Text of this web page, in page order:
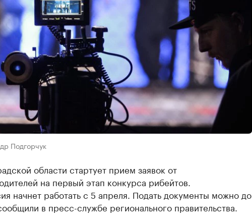
Подгорчук
области стартует прием заявок от
на первый этап конкурса рибейтов.
начнет работать с 5 апреля. Подать документы можно до
в пресс-службе регионального правительства.